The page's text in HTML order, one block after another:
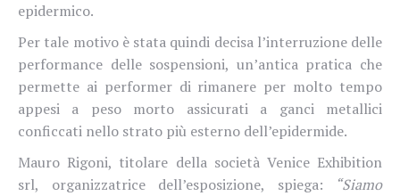
epidermico.
Per tale motivo è stata quindi decisa l’interruzione delle
performance delle sospensioni, un’antica pratica che
permette ai performer di rimanere per molto tempo
appesi a peso morto assicurati a ganci metallici
conficcati nello strato più esterno dell’epidermide.
Mauro Rigoni, titolare della società Venice Exhibition
srl, organizzatrice dell’esposizione, spiega: “Siamo